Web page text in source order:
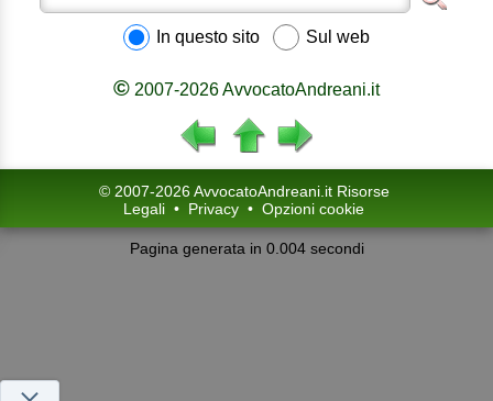
In questo sito Sul web
© 2007-2026 AvvocatoAndreani.it
© 2007-2026 AvvocatoAndreani.it Risorse
Legali • Privacy • Opzioni cookie
Pagina generata in 0.004 secondi